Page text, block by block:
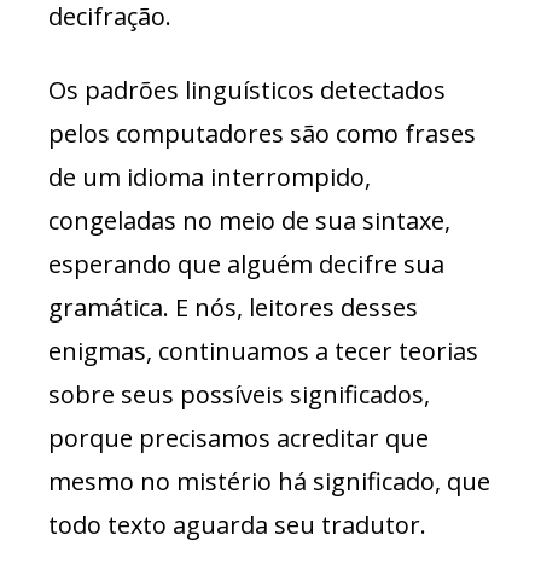
decifração.
Os padrões linguísticos detectados
pelos computadores são como frases
de um idioma interrompido,
congeladas no meio de sua sintaxe,
esperando que alguém decifre sua
gramática. E nós, leitores desses
enigmas, continuamos a tecer teorias
sobre seus possíveis significados,
porque precisamos acreditar que
mesmo no mistério há significado, que
todo texto aguarda seu tradutor.